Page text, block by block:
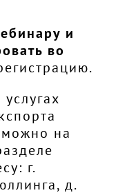
и
во
на
г.
д.